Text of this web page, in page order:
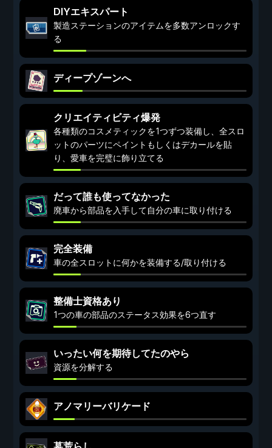
DIYエキスパート
製造ステーションのアイテムを多数アンロックす
る
ディープゾーンへ
クリエイティビティ爆発
各種類のコスメティックを1つずつ装備し、全スロ
ットのパーツにペイントもしくはデカールを貼
り、愛車を完璧に飾り立てる
だって誰も使ってなかった
廃車から部品を入手して自分の車に取り付ける
完全装備
車の全スロットに何かを装備する/取り付ける
整備士資格あり
1つの車の部品のステータス効果を6つ直す
いったい何を期待してたのやら
資源を分解する
アノマリーバリケード